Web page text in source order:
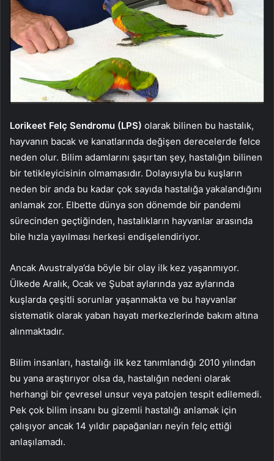
Lorikeet Felç Sendromu (LPS) olarak bilinen bu hastalık,
hayvanın bacak ve kanatlarında değişen derecelerde felce
neden olur. Bilim adamlarını şaşırtan şey, hastalığın bilinen
bir tetikleyicisinin olmamasıdır. Dolayısıyla bu kuşların
neden bir anda bu kadar çok sayıda hastalığa yakalandığını
anlamak zor. Elbette dünya son dönemde bir pandemi
sürecinden geçtiğinden, hastalıkların hayvanlar arasında
bile hızla yayılması herkesi endişelendiriyor.
Ancak Avustralya’da böyle bir olay ilk kez yaşanmıyor.
Ülkede Aralık, Ocak ve Şubat aylarında yaz aylarında
kuşlarda çeşitli sorunlar yaşanmakta ve bu hayvanlar
sistematik olarak yaban hayatı merkezlerinde bakım altına
alınmaktadır.
Bilim insanları, hastalığı ilk kez tanımlandığı 2010 yılından
bu yana araştırıyor olsa da, hastalığın nedeni olarak
herhangi bir çevresel unsur veya patojen tespit edilemedi.
Pek çok bilim insanı bu gizemli hastalığı anlamak için
çalışıyor ancak 14 yıldır papağanları neyin felç ettiği
anlaşılamadı.